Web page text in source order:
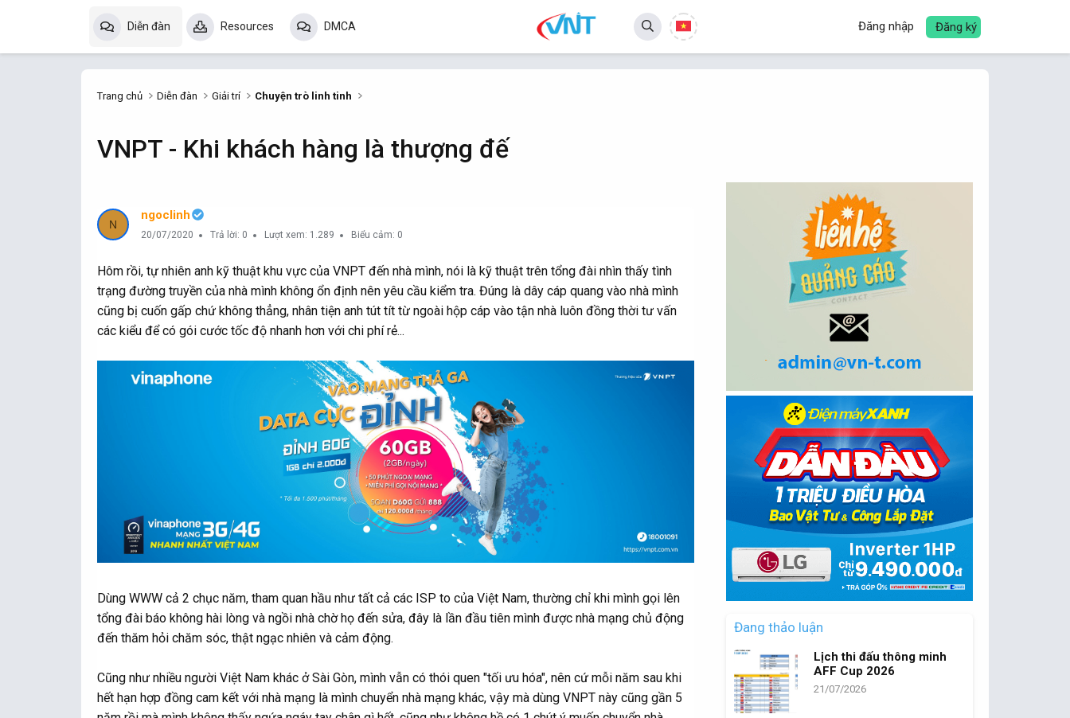
Diễn đàn Resources DMCA Đăng nhập Đăng ký
Trang chủ Diễn đàn Giải trí Chuyện trò linh tinh
VNPT - Khi khách hàng là thượng đế
N
ngoclinh
20/07/2020 Trả lời: 0 Lượt xem: 1.289 Biểu cảm: 0
Hôm rồi, tự nhiên anh kỹ thuật khu vực của VNPT đến nhà mình, nói là kỹ thuật trên tổng đài nhìn thấy tình
trạng đường truyền của nhà mình không ổn định nên yêu cầu kiểm tra. Đúng là dây cáp quang vào nhà mình
cũng bị cuốn gấp chứ không thẳng, nhân tiện anh tút tít từ ngoài hộp cáp vào tận nhà luôn đồng thời tư vấn
các kiểu để có gói cước tốc độ nhanh hơn với chi phí rẻ...
Dùng WWW cả 2 chục năm, tham quan hầu như tất cả các ISP to của Việt Nam, thường chỉ khi mình gọi lên
tổng đài báo không hài lòng và ngồi nhà chờ họ đến sửa, đây là lần đầu tiên mình được nhà mạng chủ động
đến thăm hỏi chăm sóc, thật ngạc nhiên và cảm động.
Cũng như nhiều người Việt Nam khác ở Sài Gòn, mình vẫn có thói quen "tối ưu hóa", nên cứ mỗi năm sau khi
hết hạn hợp đồng cam kết với nhà mạng là mình chuyển nhà mạng khác, vậy mà dùng VNPT này cũng gần 5
Đang thảo luận
Lịch thi đấu thông minh
AFF Cup 2026
21/07/2026